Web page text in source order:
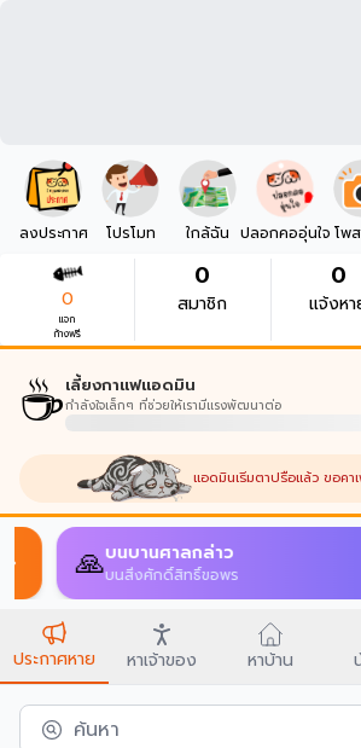
ลงประกาศ โปรโมท ใกล้ฉัน ปลอกคออุ่นใจ โพ
0
แจก
ก้างฟรี
0
สมาชิก
0
แจ้งห
☕เลี้ยงกาแฟแอดมิน
กำลังใจเล็กๆ ที่ช่วยให้เรามีแรงพัฒนาต่อ
แอดมินเริ่มตาปรือแล้ว ขอค
🙏บนบานศาลกล่าว
บนสิ่งศักดิ์สิทธิ์ขอพร
ประกาศหาย หาเจ้าของ หาบ้าน
ค้นหา